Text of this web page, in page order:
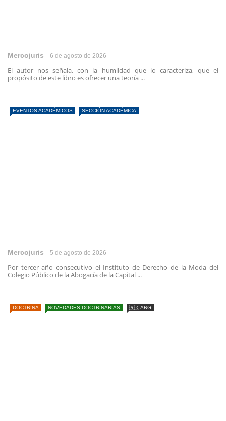
Mercojuris 6 de agosto de 2026
El autor nos señala, con la humildad que lo caracteriza, que el
propósito de este libro es ofrecer una teoría ...
EVENTOS ACADÉMICOS SECCIÓN ACADÉMICA
Mercojuris 5 de agosto de 2026
Por tercer año consecutivo el Instituto de Derecho de la Moda del
Colegio Público de la Abogacía de la Capital ...
DOCTRINA NOVEDADES DOCTRINARIAS 🇦🇷 ARG